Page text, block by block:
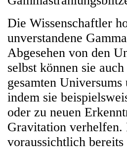
Die Wissenschaftler
unverstandene
Abgesehen von den
selbst können sie
gesamten
indem sie
oder zu neuen
Gravitation
voraussichtlich